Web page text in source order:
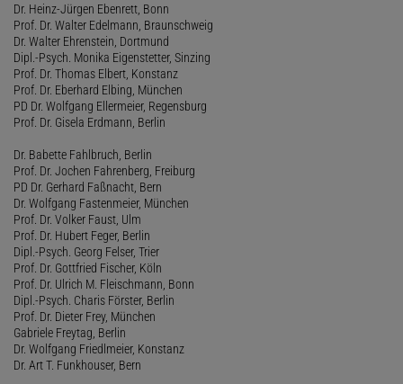
Dr. Heinz-Jürgen Ebenrett, Bonn
Prof. Dr. Walter Edelmann, Braunschweig
Dr. Walter Ehrenstein, Dortmund
Dipl.-Psych. Monika Eigenstetter, Sinzing
Prof. Dr. Thomas Elbert, Konstanz
Prof. Dr. Eberhard Elbing, München
PD Dr. Wolfgang Ellermeier, Regensburg
Prof. Dr. Gisela Erdmann, Berlin
Dr. Babette Fahlbruch, Berlin
Prof. Dr. Jochen Fahrenberg, Freiburg
PD Dr. Gerhard Faßnacht, Bern
Dr. Wolfgang Fastenmeier, München
Prof. Dr. Volker Faust, Ulm
Prof. Dr. Hubert Feger, Berlin
Dipl.-Psych. Georg Felser, Trier
Prof. Dr. Gottfried Fischer, Köln
Prof. Dr. Ulrich M. Fleischmann, Bonn
Dipl.-Psych. Charis Förster, Berlin
Prof. Dr. Dieter Frey, München
Gabriele Freytag, Berlin
Dr. Wolfgang Friedlmeier, Konstanz
Dr. Art T. Funkhouser, Bern